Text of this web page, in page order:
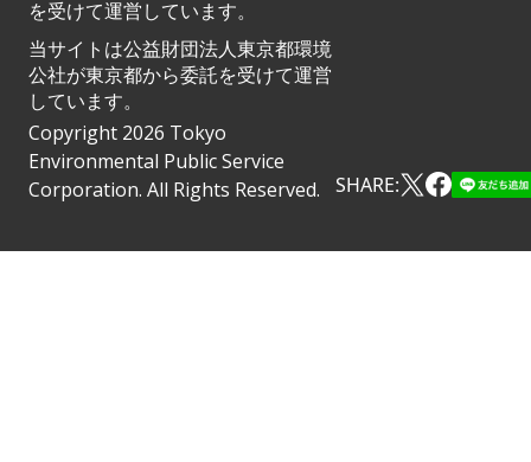
を受けて運営しています。
当サイトは公益財団法人東京都環境
公社が東京都から委託を受けて運営
しています。
Copyright 2026 Tokyo
Environmental Public Service
Corporation. All Rights Reserved.
SHARE: